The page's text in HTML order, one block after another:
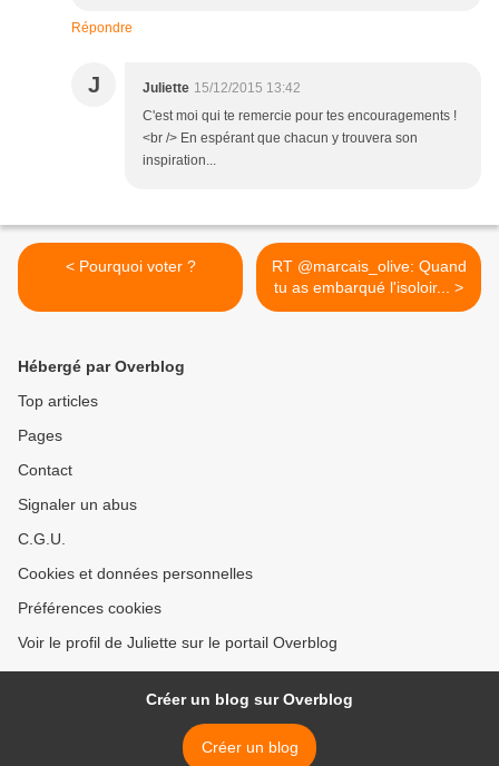
Répondre
J Juliette 15/12/2015 13:42
C'est moi qui te remercie pour tes encouragements !
<br /> En espérant que chacun y trouvera son
inspiration...
< Pourquoi voter ?
RT @marcais_olive: Quand
tu as embarqué l'isoloir... >
Hébergé par Overblog
Top articles
Pages
Contact
Signaler un abus
C.G.U.
Cookies et données personnelles
Préférences cookies
Voir le profil de Juliette sur le portail Overblog
Créer un blog sur Overblog
Créer un blog